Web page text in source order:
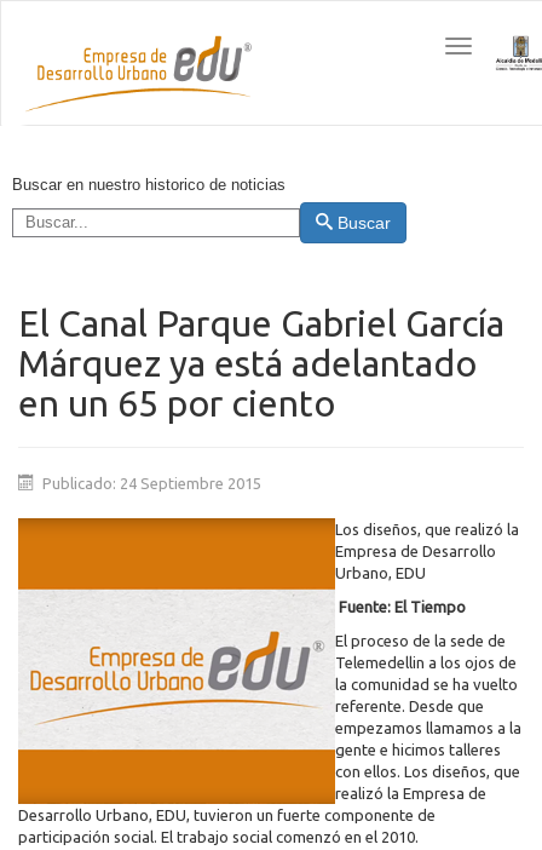
Toggle
navigation
Buscar en nuestro historico de noticias
Buscar
El Canal Parque Gabriel García
Márquez ya está adelantado
en un 65 por ciento
Publicado: 24 Septiembre 2015
Los diseños, que realizó la
Empresa de Desarrollo
Urbano, EDU
Fuente: El Tiempo
El proceso de la sede de
Telemedellin a los ojos de
la comunidad se ha vuelto
referente. Desde que
empezamos llamamos a la
gente e hicimos talleres
con ellos. Los diseños, que
realizó la Empresa de
Desarrollo Urbano, EDU, tuvieron un fuerte componente de
participación social. El trabajo social comenzó en el 2010.